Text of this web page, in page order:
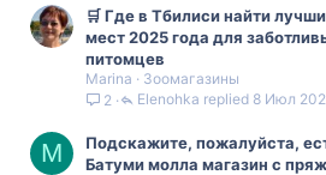
🛒 Где в Тбилиси найти
мест 2025 года для
питомцев
Marina
Зоомагазины
2
8 Июл
Elenohka
M
Подскажите, пожалуйста,
Батуми молла магазин с